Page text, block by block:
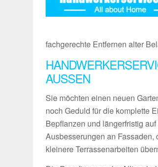
fachgerechte Entfernen alter
AUSSEN
Sie möchten einen neuen
noch Geduld für die komplette
Bepflanzen und längerfristig
Ausbesserungen an
kleinere Terrassenarbeiten